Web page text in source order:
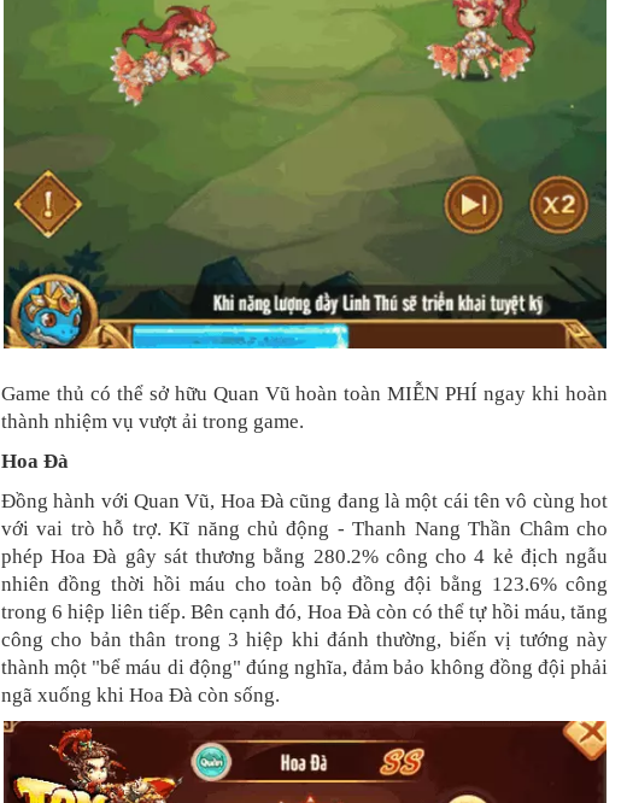
Game thủ có thể sở hữu Quan Vũ hoàn toàn MIỄN PHÍ ngay khi hoàn
thành nhiệm vụ vượt ải trong game.
Hoa Đà
Đồng hành với Quan Vũ, Hoa Đà cũng đang là một cái tên vô cùng hot
với vai trò hỗ trợ. Kĩ năng chủ động - Thanh Nang Thần Châm cho
phép Hoa Đà gây sát thương bằng 280.2% công cho 4 kẻ địch ngẫu
nhiên đồng thời hồi máu cho toàn bộ đồng đội bằng 123.6% công
trong 6 hiệp liên tiếp. Bên cạnh đó, Hoa Đà còn có thể tự hồi máu, tăng
công cho bản thân trong 3 hiệp khi đánh thường, biến vị tướng này
thành một "bể máu di động" đúng nghĩa, đảm bảo không đồng đội phải
ngã xuống khi Hoa Đà còn sống.